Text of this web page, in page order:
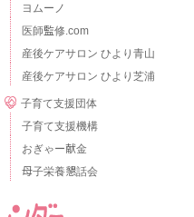
ヨムーノ
医師監修.com
産後ケアサロン ひより青山
産後ケアサロン ひより芝浦
子育て支援団体
子育て支援機構
おぎゃー献金
母子栄養懇話会